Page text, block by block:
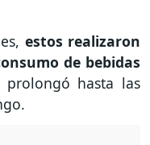
estos realizaron
de bebidas
hasta las